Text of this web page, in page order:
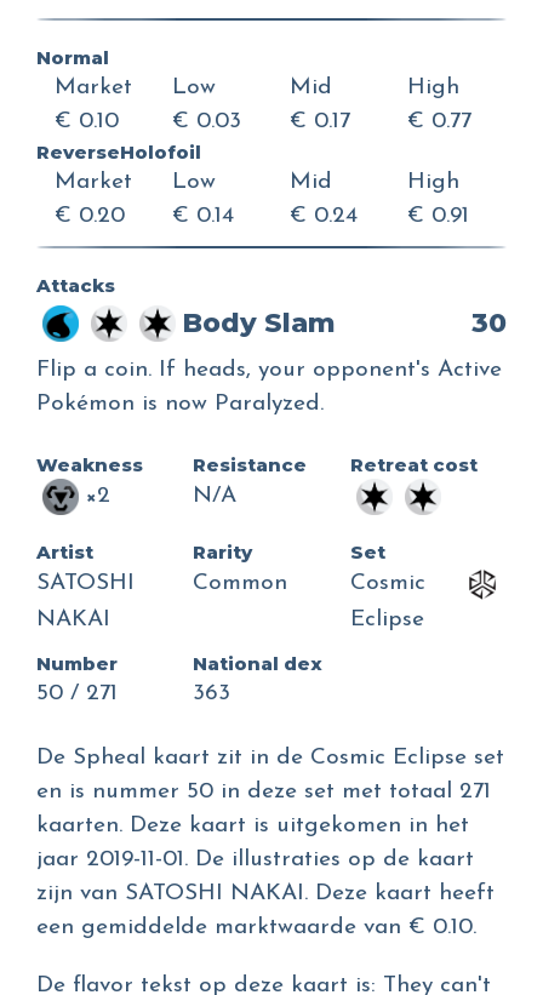
Normal
Market
€ 0.10
Low
€ 0.03
Mid
€ 0.17
High
€ 0.77
ReverseHolofoil
Market
€ 0.20
Low
€ 0.14
Mid
€ 0.24
High
€ 0.91
Attacks
Body Slam 30
Flip a coin. If heads, your opponent's Active
Pokémon is now Paralyzed.
Weakness
×2
Resistance
N/A
Retreat cost
Artist
SATOSHI
NAKAI
Rarity
Common
Set
Cosmic
Eclipse
Number
50 / 271
National dex
363
De Spheal kaart zit in de Cosmic Eclipse set
en is nummer 50 in deze set met totaal 271
kaarten. Deze kaart is uitgekomen in het
jaar 2019-11-01. De illustraties op de kaart
zijn van SATOSHI NAKAI. Deze kaart heeft
een gemiddelde marktwaarde van € 0.10.
De flavor tekst op deze kaart is: They can't